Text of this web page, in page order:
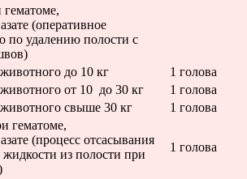
(оперативное
по удалению полости с
до 10 кг
1 голова
от 10 до 30 кг
1 голова
животного свыше 30 кг
1 голова
гематоме,
(процесс отсасывания
жидкости из полости при
1 голова